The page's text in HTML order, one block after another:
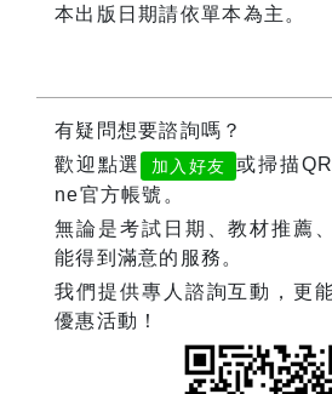
本出版日期請依單本為主。
有疑問想要諮詢嗎？
歡迎點選
加入好友
或掃描
ne官方帳號。
無論是考試日期、教材推薦
能得到滿意的服務。
我們提供專人諮詢互動，更
優惠活動！